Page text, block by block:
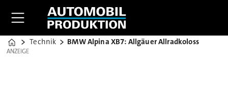
Home
Technik BMW Alpina XB7: Allgäuer Allradkoloss
ANZEIGE
ANZEIGE